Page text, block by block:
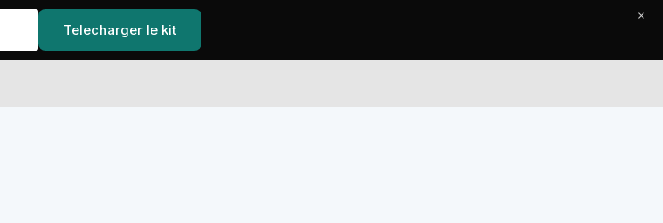
Telecharger le kit
×